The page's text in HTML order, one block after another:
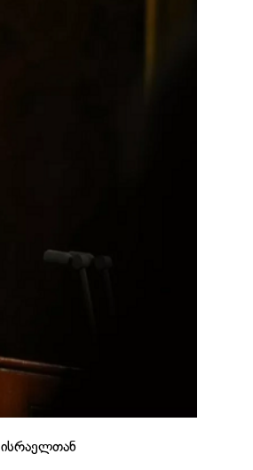
ისრაელთან